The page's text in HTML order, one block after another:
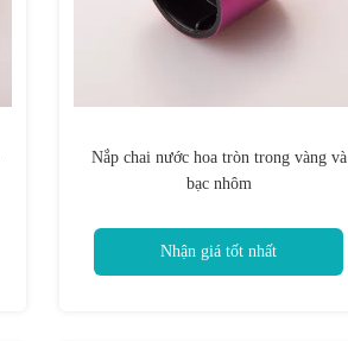
Nắp chai nước hoa tròn trong vàng và
bạc nhôm
Nhận giá tốt nhất